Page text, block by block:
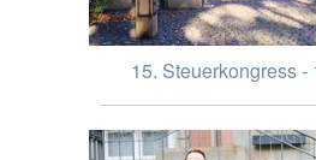
15. Steuerkongress -